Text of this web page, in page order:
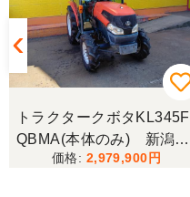
トラクタークボタKL345F
QBMA(本体のみ) 新潟●
2,979,900